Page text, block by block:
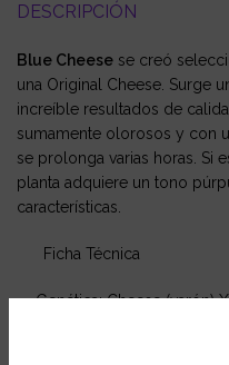
DESCRIPCIÓN
Blue Cheese se creó
una Original Cheese. Surge
increíble resultados de
sumamente olorosos y con
se prolonga varias horas. Si
planta adquiere un tono
características.
Ficha Técnica
Genética: Cheese (varón)